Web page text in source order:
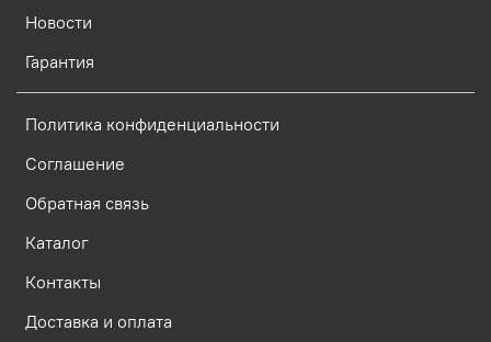
Новости
Гарантия
Политика конфиденциальности
Соглашение
Обратная связь
Каталог
Контакты
Доставка и оплата